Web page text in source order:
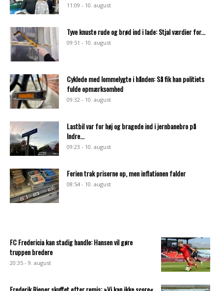
11:09 - 10. august
Tyve knuste rude og brød ind i lade: Stjal værdier for...
09:51 - 10. august
Cyklede med lommelygte i hånden: Så fik han politiets
fulde opmærksomhed
09:32 - 10. august
Lastbil var for høj og bragede ind i jernbanebro på
Indre...
09:23 - 10. august
Ferien trak priserne op, men inflationen falder
08:54 - 10. august
FC Fredericia kan stadig handle: Hansen vil gøre
truppen bredere
20:35 - 9. august